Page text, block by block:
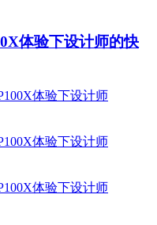
体验下设计师的快